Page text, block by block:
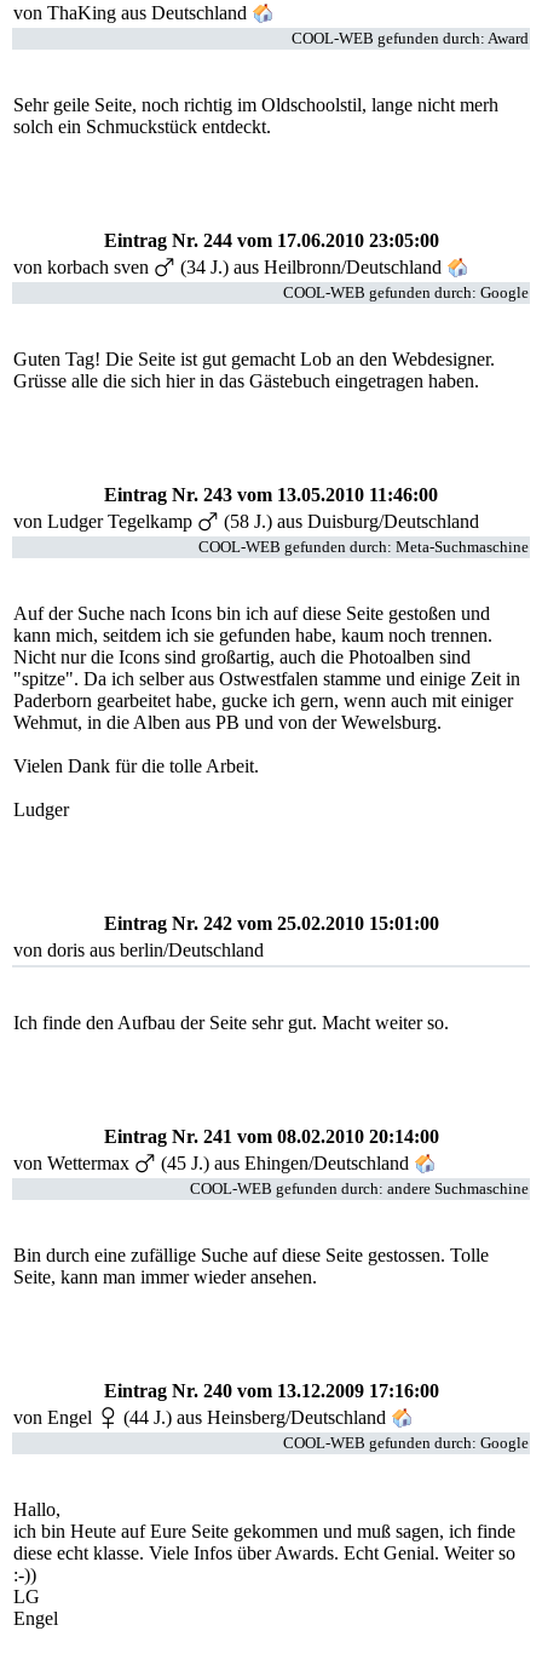
von ThaKing aus Deutschland
COOL-WEB gefunden durch: Award
Sehr geile Seite, noch richtig im Oldschoolstil, lange nicht merh
solch ein Schmuckstück entdeckt.
Eintrag Nr. 244vom 17.06.2010 23:05:00
von korbach sven (34 J.) aus Heilbronn/Deutschland
COOL-WEB gefunden durch: Google
Guten Tag! Die Seite ist gut gemacht Lob an den Webdesigner.
Grüsse alle die sich hier in das Gästebuch eingetragen haben.
Eintrag Nr. 243 vom 13.05.2010 11:46:00
von Ludger Tegelkamp (58 J.) aus Duisburg/Deutschland
COOL-WEB gefunden durch: Meta-Suchmaschine
Auf der Suche nach Icons bin ich auf diese Seite gestoßen und
kann mich, seitdem ich sie gefunden habe, kaum noch trennen.
Nicht nur die Icons sind großartig, auch die Photoalben sind
"spitze". Da ich selber aus Ostwestfalen stamme und einige Zeit in
Paderborn gearbeitet habe, gucke ich gern, wenn auch mit einiger
Wehmut, in die Alben aus PB und von der Wewelsburg.
Vielen Dank für die tolle Arbeit.
Ludger
Eintrag Nr. 242vom 25.02.2010 15:01:00
von doris aus berlin/Deutschland
Ich finde den Aufbau der Seite sehr gut. Macht weiter so.
Eintrag Nr. 241 vom 08.02.2010 20:14:00
von Wettermax
(45 J.) aus Ehingen/Deutschland
COOL-WEB gefunden durch: andere Suchmaschine
Bin durch eine zufällige Suche auf diese Seite gestossen. Tolle
Seite, kann man immer wieder ansehen.
Eintrag Nr. 240vom 13.12.2009 17:16:00
von Engel (44 J.) aus Heinsberg/Deutschland
COOL-WEB gefunden durch: Google
Hallo,
ich bin Heute auf Eure Seite gekommen und muß sagen, ich finde
diese echt klasse. Viele Infos über Awards. Echt Genial. Weiter so
:-))
LG
Engel